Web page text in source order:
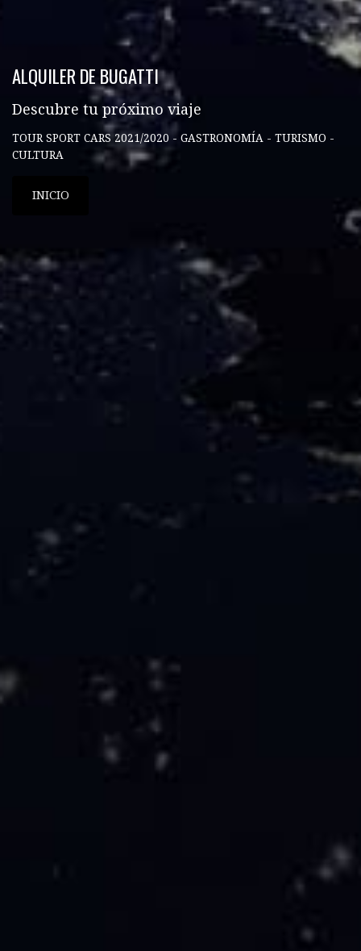
ALQUILER DE BUGATTI
Descubre tu próximo viaje
TOUR SPORT CARS 2021/2020 - GASTRONOMÍA - TURISMO -
CULTURA
INICIO